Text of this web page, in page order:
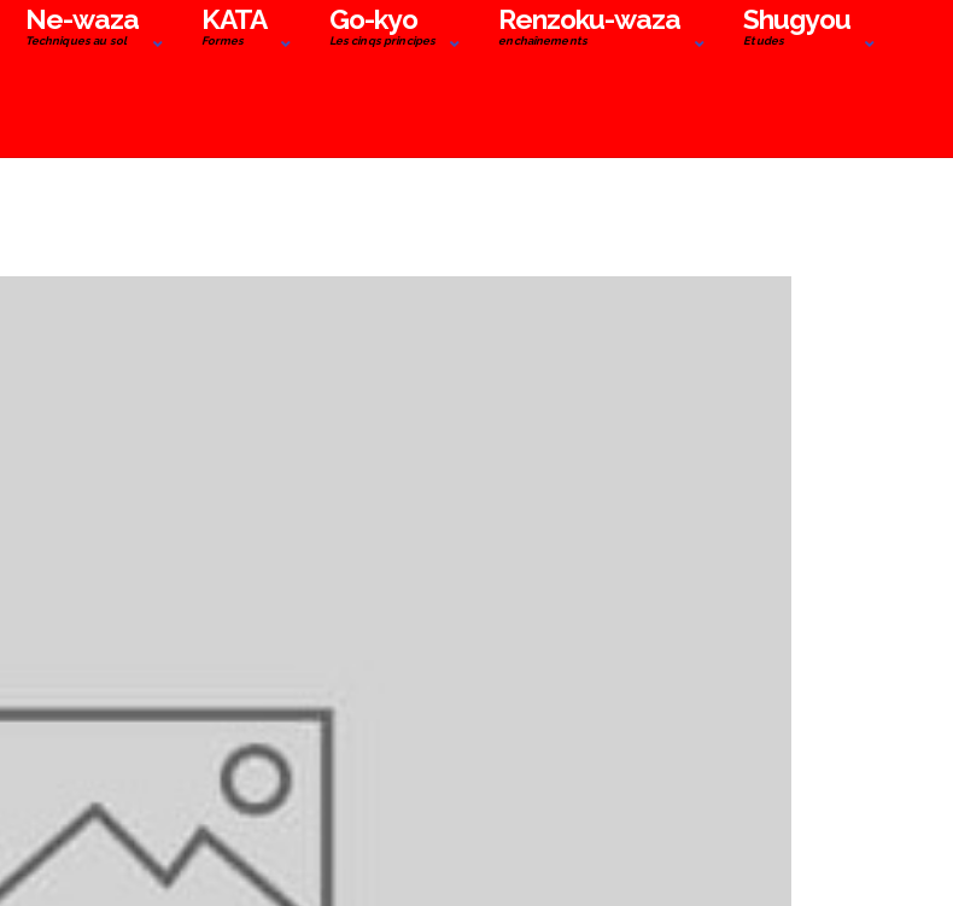
Ne-waza
Techniques au sol
KATA
Formes
Go-kyo
Les cinqs principes
Renzoku-waza
enchaînements
Shugyou
Etudes